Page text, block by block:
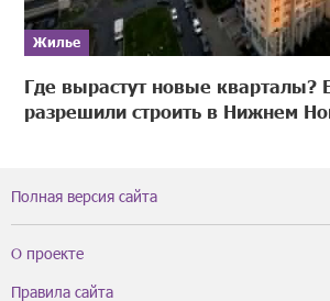
Жилье
Где вырастут новые кварталы?
разрешили строить в Нижнем
Полная версия сайта
О проекте
Правила сайта